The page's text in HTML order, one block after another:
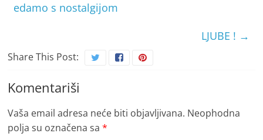
edamo s nostalgijom
LJUBE ! →
Share This Post:
Komentariši
Vaša email adresa neće biti objavljivana. Neophodna
polja su označena sa*